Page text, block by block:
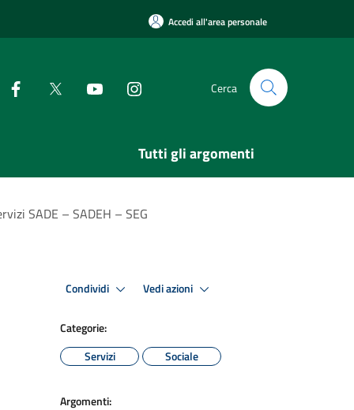
Accedi all'area personale
Cerca
Tutti gli argomenti
SADE – SADEH – SEG
Condividi Vedi azioni
Categorie:
Servizi
Sociale
Argomenti: